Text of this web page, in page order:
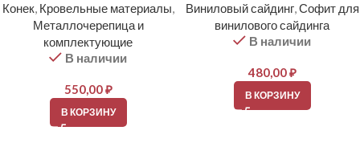
Конек, Кровельные материалы,
Металлочерепица и
комплектующие
В наличии
550,00₽
В КОРЗИНУ
Виниловый сайдинг,Софит для
винилового сайдинга
В наличии
480,00₽
В КОРЗИНУ